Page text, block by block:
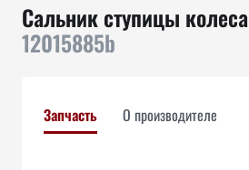
Сальник ступицы колеса
12015885b
Запчасть О производителе